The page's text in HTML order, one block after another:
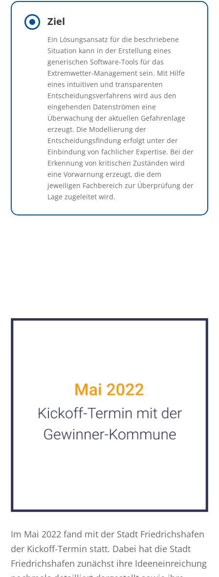
 Ziel
Ein Lösungsansatz für die beschriebene
Situation kann in der Erstellung eines
generischen Software-Tools für das
Extremwetter-Management sein. Mit Hilfe
eines intuitiven und transparenten
Entscheidungsverfahrens wird aus den
eingehenden Datenströmen eine
Überwachung der aktuellen Gefahrenlage
erzeugt. Die Modellierung der
Entscheidungsfindung erfolgt unter der
Einbindung von fachlicher Expertise. Bei der
Erkennung von kritischen Zuständen wird
eine Vorwarnung erzeugt, die dem
jeweiligen Fachbereich zur Überprüfung der
Lage zugeleitet wird.
Im Mai 2022 fand mit der Stadt Friedrichshafen
der Kickoff-Termin statt. Dabei hat die Stadt
Friedrichshafen zunächst ihre Ideeneinreichung